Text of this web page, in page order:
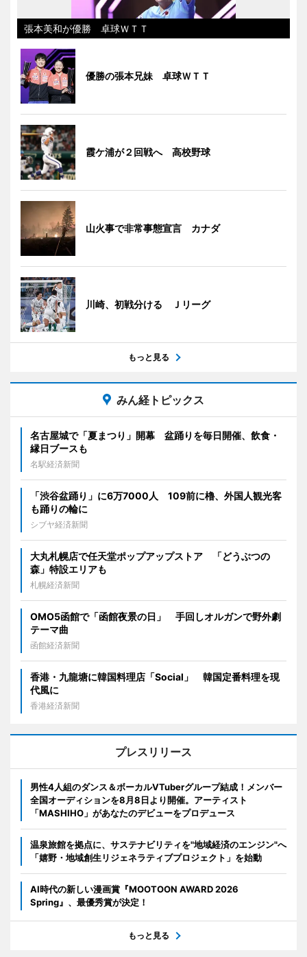
張本美和が優勝 卓球ＷＴＴ
優勝の張本兄妹 卓球ＷＴＴ
霞ケ浦が２回戦へ 高校野球
山火事で非常事態宣言 カナダ
川崎、初戦分ける Ｊリーグ
もっと見る
みん経トピックス
名古屋城で「夏まつり」開幕 盆踊りを毎日開催、飲食・
縁日ブースも
名駅経済新聞
「渋谷盆踊り」に6万7000人 109前に櫓、外国人観光客
も踊りの輪に
シブヤ経済新聞
大丸札幌店で任天堂ポップアップストア 「どうぶつの
森」特設エリアも
札幌経済新聞
OMO5函館で「函館夜景の日」 手回しオルガンで野外劇
テーマ曲
函館経済新聞
香港・九龍塘に韓国料理店「Social」 韓国定番料理を現
代風に
香港経済新聞
プレスリリース
男性4人組のダンス＆ボーカルVTuberグループ結成！メンバー
全国オーディションを8月8日より開催。アーティスト
「MASHIHO」があなたのデビューをプロデュース
温泉旅館を拠点に、サステナビリティを"地域経済のエンジン"へ
「嬉野・地域創生リジェネラティブプロジェクト」を始動
AI時代の新しい漫画賞『MOOTOON AWARD 2026
Spring』、最優秀賞が決定！
もっと見る